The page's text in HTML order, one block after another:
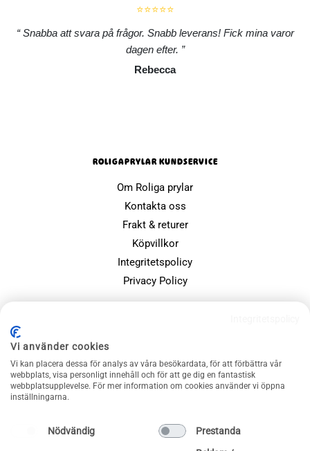
⭐⭐⭐⭐⭐
Snabba att svara på frågor. Snabb leverans! Fick mina varor
dagen efter.
Rebecca
ROLIGAPRYLAR KUNDSERVICE
Om Roliga prylar
Kontakta oss
Frakt & returer
Köpvillkor
Integritetspolicy
Privacy Policy
Julklappsspelet
Merchandise
Vi använder cookies
Vi kan placera dessa för analys av våra besökardata, för att förbättra vår
webbplats, visa personligt innehåll och för att ge dig en fantastisk
webbplatsupplevelse. För mer information om cookies använder vi öppna
inställningarna.
Nödvändig Prestanda